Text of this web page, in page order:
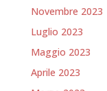
Novembre 2023
Luglio 2023
Maggio 2023
Aprile 2023